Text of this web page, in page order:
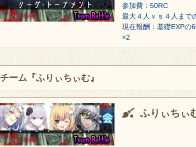
参加費：50RC
最大４人ｖｓ４人まで
現在報酬：基礎EXPの
×2
チーム『ふりぃちぃむ』
ふりぃちぃ